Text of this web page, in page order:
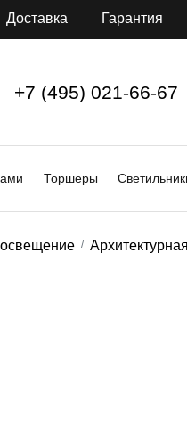
Доставка Гарантия
+7 (495) 021-66-67
Торшеры